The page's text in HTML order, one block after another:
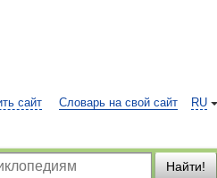
RU
сайт Словарь на свой сайт
Найти!